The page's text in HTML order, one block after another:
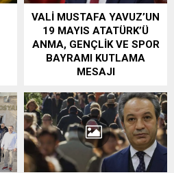
VALİ MUSTAFA YAVUZ’UN
19 MAYIS ATATÜRK’Ü
ANMA, GENÇLİK VE SPOR
BAYRAMI KUTLAMA
MESAJI